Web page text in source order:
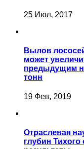
25 Июл, 2017
Вылов
может
предыдущим
тонн
19 Фев, 2019
Отраслевая
глубин